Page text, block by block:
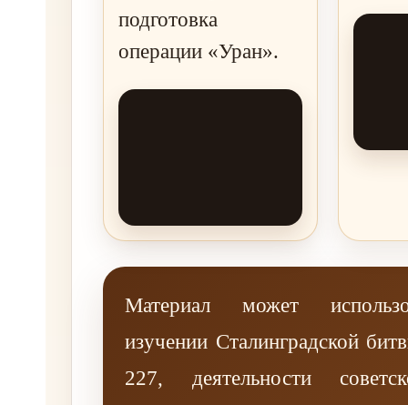
подготовка
операции «Уран».
Материал может
изучении Сталинградской
227, деятельности